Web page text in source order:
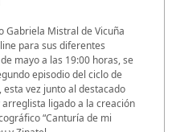
Gabriela Mistral de Vicuña
para sus diferentes
mayo a las 19:00 horas, se
episodio del ciclo de
esta vez junto al destacado
ligado a la creación
“Canturía de mi